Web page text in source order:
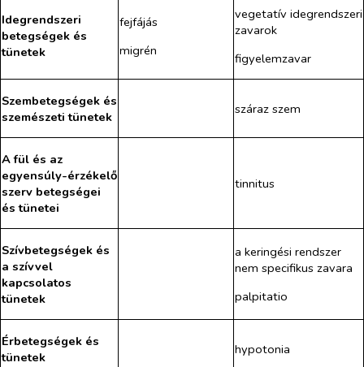
Idegrendszeri
betegségek és
tünetek
fejfájás
migrén
vegetatív idegrendszeri
zavarok
figyelemzavar
Szembetegségek és
szemészeti tünetek
száraz szem
A fül és az
egyensúly-érzékelő
szerv betegségei
és tünetei
tinnitus
Szívbetegségek és
a szívvel
kapcsolatos
tünetek
a keringési rendszer
nem specifikus zavara
palpitatio
Érbetegségek és
tünetek
hypotonia